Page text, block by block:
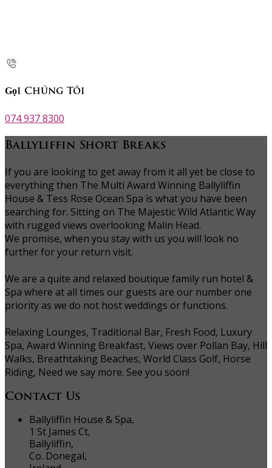
Gọi Chúng Tôi
074 937 8300
Ballyliffin Short Breaks
If you are looking to get away from it all yet be close to
everything then The Multi Award Winning Ballyliffin
House & Tess Rose Ocean Spa is what you have been
searching for. Sitting on The Majestic Wild Atlantic Way
with rugged views overlooking Malin Head.
We promise, when you stay with us you will look no
further for your return visit.
We are a quite and relaxed boutique family run hotel &
Spa where at all times our guests are our number one
priority as we do not host weddings or functions.
Relaxing Lounges, Traditional Bar, Fresh Food, Luxury
Spa, Award Winning Breakfast, Views over Pollan Bay, Hill
Walks, Breathtaking Beaches, World Class Golf, Horse
Riding, Need we say more. See you soon!
Contact Us
Ballyliffin House & Spa,
1 St James Ct,
Ballyliffin,
Co. Donegal,